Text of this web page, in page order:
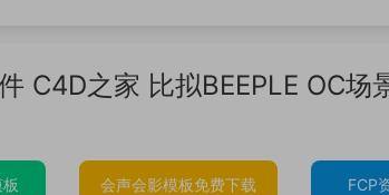
C4D之家 比拟BEEPLE OC场
会声会影模板免费下载 FCP